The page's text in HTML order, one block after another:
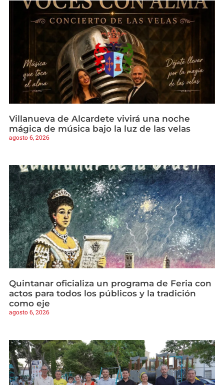
Villanueva de Alcardete vivirá una noche
mágica de música bajo la luz de las velas
agosto 6, 2026
Quintanar oficializa un programa de Feria con
actos para todos los públicos y la tradición
como eje
agosto 6, 2026